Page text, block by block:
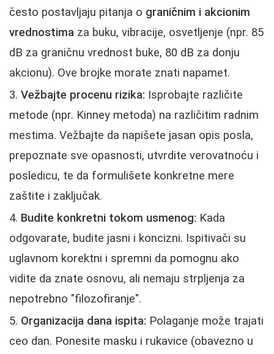
često postavljaju pitanja o graničnim i akcionim
vrednostima za buku, vibracije, osvetljenje (npr. 85
dB za graničnu vrednost buke, 80 dB za donju
akcionu). Ove brojke morate znati napamet.
Vežbajte procenu rizika: Isprobajte različite
metode (npr. Kinney metoda) na različitim radnim
mestima. Vežbajte da napišete jasan opis posla,
prepoznate sve opasnosti, utvrdite verovatnoću i
posledicu, te da formulišete konkretne mere
zaštite i zaključak.
Budite konkretni tokom usmenog: Kada
odgovarate, budite jasni i koncizni. Ispitivači su
uglavnom korektni i spremni da pomognu ako
vidite da znate osnovu, ali nemaju strpljenja za
nepotrebno "filozofiranje".
Organizacija dana ispita: Polaganje može trajati
ceo dan. Ponesite masku i rukavice (obavezno u